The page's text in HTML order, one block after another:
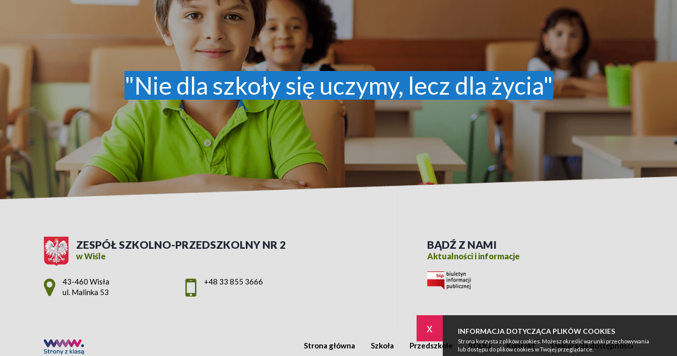
x INFORMACJA DOTYCZĄCA PLIKÓW COOKIES
Strona korzysta z plików cookies. Możesz określić warunki przechowywania
lub dostępu do plików cookies w Twojej przeglądarce.
"Nie dla szkoły się uczymy, lecz dla życia"
ZESPÓŁ SZKOLNO-PRZEDSZKOLNY NR 2
w Wiśle
Adres pocztowy:
43-460 Wisła
ul. Malinka 53
+48 33 855 3666
BĄDŹ Z NAMI
Aktualności i informacje
Strona główna Szkoła Przedszkole RODO Kontakt Deklaracja dostępności